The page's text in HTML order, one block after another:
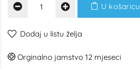
U košaricu
Dodaj u listu želja
Orginalno jamstvo 12 mjeseci